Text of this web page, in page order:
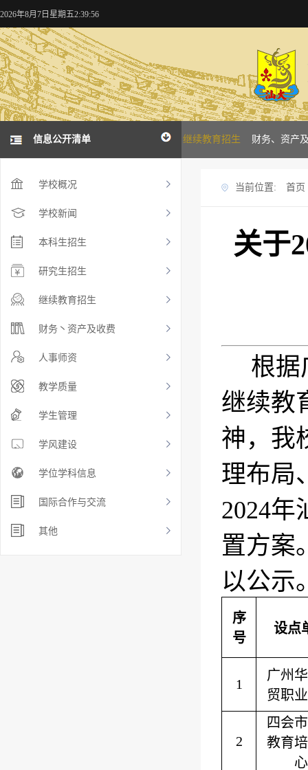
2026年8月7日星期五2:39:57
况 学校新闻 本科招生 研究生招生 继续教育招生 财务、资产
信息公开清单
学校概况
学校新闻
本科生招生
研究生招生
继续教育招生
财务丶资产及收费
人事师资
教学质量
学生管理
学风建设
学位学科信息
国际合作与交流
其他
当前位置: 首页
关于
根据
继续教
神，我
理布局
2024年
置方案
以公示
序
号
设点
1
广州
贸职
2
四会
教育
心